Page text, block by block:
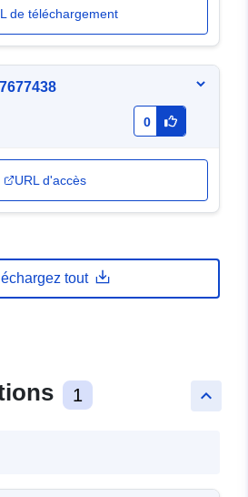
de téléchargement
0
URL d'accès
tout
keyboard_arrow_up
1